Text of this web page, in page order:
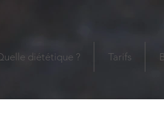
diététique ? Tarifs